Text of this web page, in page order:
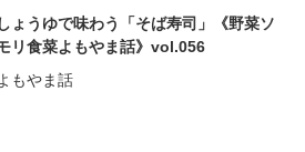
ょうゆで味わう「そば寿司」《野菜ソ
リ食菜よもやま話》vol.056
もやま話